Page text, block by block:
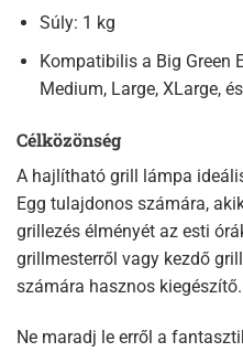
Súly: 1 kg
Kompatibilis a Big Green
Medium, Large, XLarge,
Célközönség
A hajlítható grill lámpa
Egg tulajdonos számára,
grillezés élményét az esti
grillmesterről vagy kezdő
számára hasznos kiegészítő.
Ne maradj le erről a